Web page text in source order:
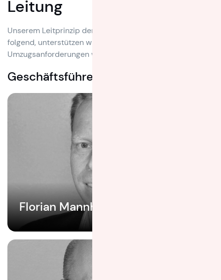
Leitung
Unserem Leitprinzip der echten Kundenorientierung
folgend, unterstützen wir unsere Kunden bei ihren
Umzugsanforderungen weltweit.
Geschäftsführer
Florian Mannhardt